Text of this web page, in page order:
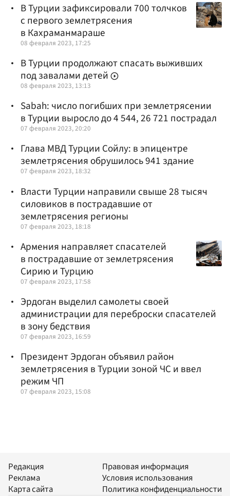
В Турции зафиксировали 700 толчков
с первого землетрясения
в Кахраманмараше
08 февраля 2023, 17:25
В Турции продолжают спасать выживших
под завалами детей
08 февраля 2023, 13:13
Sabah: число погибших при землетрясении
в Турции выросло до 4 544, 26 721 пострадал
07 февраля 2023, 20:20
Глава МВД Турции Сойлу: в эпицентре
землетрясения обрушилось 941 здание
07 февраля 2023, 18:32
Власти Турции направили свыше 28 тысяч
силовиков в пострадавшие от
землетрясения регионы
07 февраля 2023, 18:18
Армения направляет спасателей
в пострадавшие от землетрясения
Сирию и Турцию
07 февраля 2023, 17:58
Эрдоган выделил самолеты своей
администрации для переброски спасателей
в зону бедствия
07 февраля 2023, 16:59
Президент Эрдоган объявил район
землетрясения в Турции зоной ЧС и ввел
режим ЧП
07 февраля 2023, 15:08
Редакция
Реклама
Карта сайта
Правовая информация
Условия использования
Политика конфиденциальности